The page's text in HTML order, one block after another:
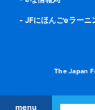
menu
JFにほんごeラーニ
The Japan